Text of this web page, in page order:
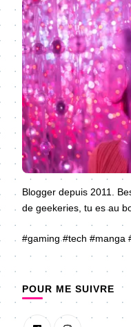
Blogger depuis 2011.
de geekeries, tu es au
#gaming #tech #manga
POUR ME SUIVRE